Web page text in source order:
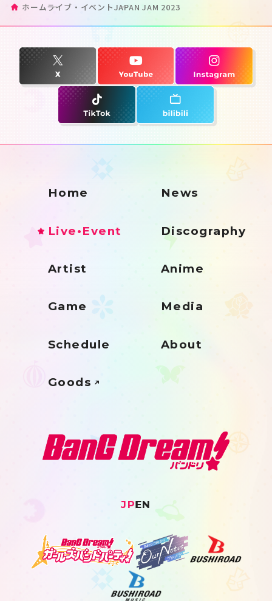
ホームライブ・イベントJAPAN JAM 2023
Home News
Live•Event Discography
Artist Anime
Game Media
Schedule About
Goods
JPEN